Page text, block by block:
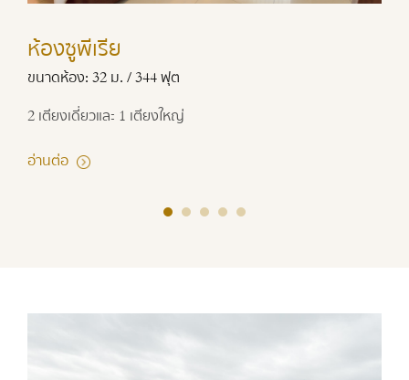
ห้องซูพีเรีย
ขนาดห้อง: 32 ม. / 344 ฟุต
2 เตียงเดี่ยวและ 1 เตียงใหญ่
อ่านต่อ